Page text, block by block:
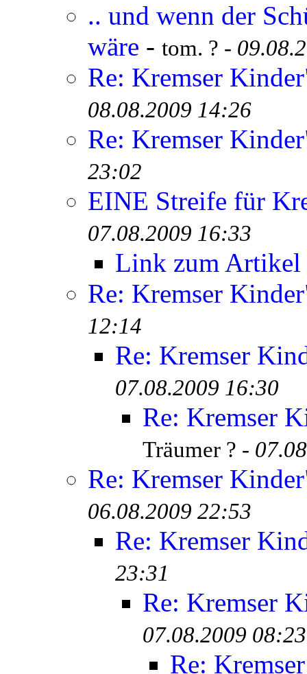
.. und wenn der
wäre - tom. ? -
Re: Kremser
08.08.2009 14:26
Re: Kremser
23:02
EINE Streife für
07.08.2009 16:33
Link zum Artikel
Re: Kremser
12:14
Re: Kremser
07.08.2009 16:30
Re: Kremser
Träumer ? -
Re: Kremser
06.08.2009 22:53
Re: Kremser
23:31
Re: Kremser
07.08.2009 08:23
Re: